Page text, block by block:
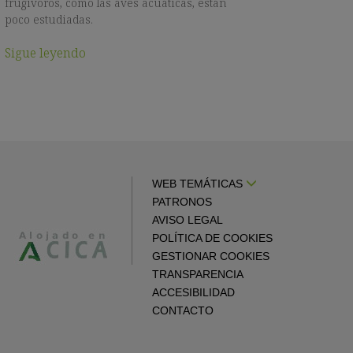
poco estudiadas.
Sigue leyendo
WEB TEMÁTICAS
PATRONOS
AVISO LEGAL
POLÍTICA DE COOKIES
GESTIONAR COOKIES
TRANSPARENCIA
ACCESIBILIDAD
CONTACTO